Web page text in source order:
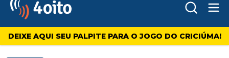
4oito
DEIXE AQUI SEU PALPITE PARA O JOGO DO CRICIÚMA!